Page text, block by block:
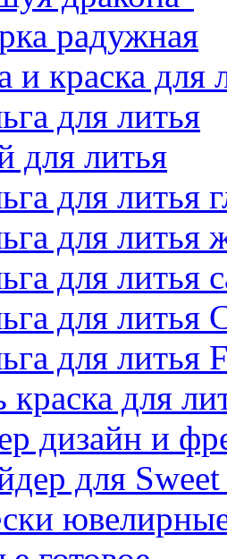
радужная
и краска для
для литья
для литья
для литья
для литья
для литья
для литья
для литья
краска для
дизайн и
для